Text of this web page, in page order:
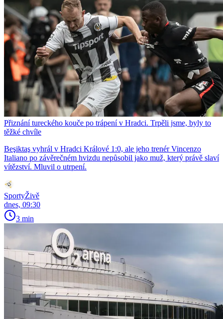
Přiznání tureckého kouče po trápení v Hradci. Trpěli jsme, byly to
těžké chvíle
Beşiktaş vyhrál v Hradci Králové 1:0, ale jeho trenér Vincenzo
Italiano po závěrečném hvizdu nepůsobil jako muž, který právě slaví
vítězství. Mluvil o utrpení.
SportyŽivě
dnes, 09:30
3 min